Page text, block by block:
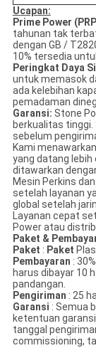
Ucapan:
Prime Power
tahunan tak
dengan GB /
10% tersedia
Peringkat Daya
untuk memasok
ada kelebihan
pemadaman
Garansi: Stone
berkualitas
sebelum
Kami
yang datang lebih
ditawarkan
Mesin Perkins
setelah layanan
global setelah
Layanan cepat
Power atau
Paket &
Paket : Paket
Pembayaran :
harus dibayar 10
pandangan.
Pengiriman : 25
Garansi : Semua
ketentuan
tanggal
commissioning,